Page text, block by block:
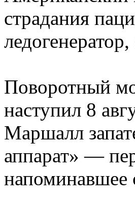
страдания
Поворотный
наступил 8
Маршалл
аппарат» —
напоминавшее